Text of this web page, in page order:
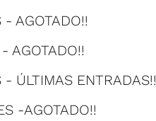
AGOTADO!!
AGOTADO!!
ÚLTIMAS ENTRADAS!!
-AGOTADO!!